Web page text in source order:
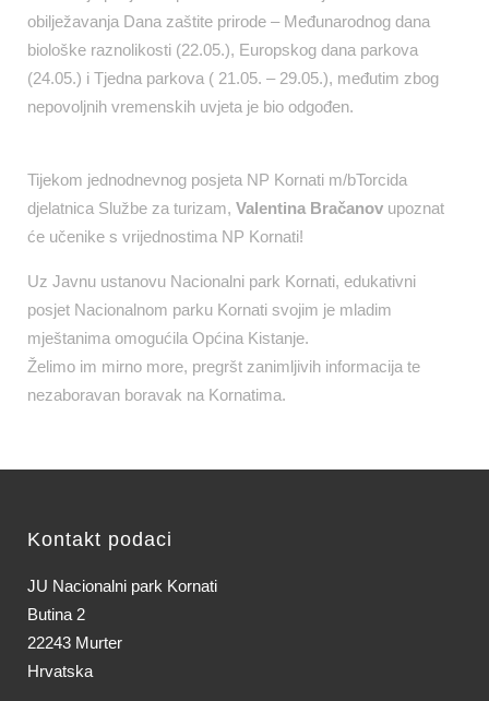
obilježavanja Dana zaštite prirode – Međunarodnog dana
biološke raznolikosti (22.05.), Europskog dana parkova
(24.05.) i Tjedna parkova ( 21.05. – 29.05.), međutim zbog
nepovoljnih vremenskih uvjeta je bio odgođen.
Tijekom jednodnevnog posjeta NP Kornati m/bTorcida
djelatnica Službe za turizam, Valentina Bračanov upoznat
će učenike s vrijednostima NP Kornati!
Uz Javnu ustanovu Nacionalni park Kornati, edukativni
posjet Nacionalnom parku Kornati svojim je mladim
mještanima omogućila Općina Kistanje.
Želimo im mirno more, pregršt zanimljivih informacija te
nezaboravan boravak na Kornatima.
Kontakt podaci
JU Nacionalni park Kornati
Butina 2
22243 Murter
Hrvatska